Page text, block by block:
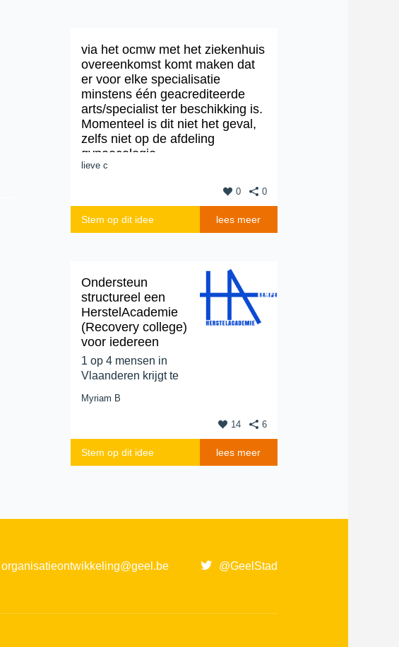
via het ocmw met het ziekenhuis
overeenkomst komt maken dat
er voor elke specialisatie
minstens één geacrediteerde
arts/specialist ter beschikking is.
Momenteel is dit niet het geval,
zelfs niet op de afdeling
gynaecologie.
De inkomsten van de stad komen
lieve c
0 0
Stem op dit idee lees meer
Ondersteun
structureel een
HerstelAcademie
(Recovery college)
voor iedereen
1 op 4 mensen in
Vlaanderen krijgt te
Myriam B
14 6
Stem op dit idee lees meer
organisatieontwikkeling@geel.be @GeelStad